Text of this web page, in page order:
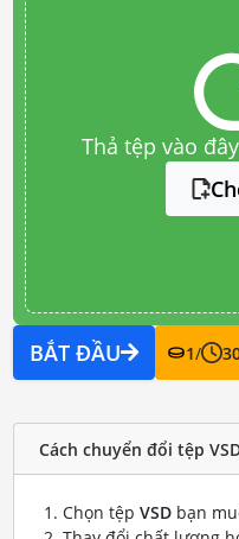
Thả tệp vào
BẮT ĐẦU 1/
Cách chuyển đổi tệp
Chọn tệp VSDbạn